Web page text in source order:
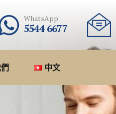
WhatsApp
5544 6677
中文
中文
English